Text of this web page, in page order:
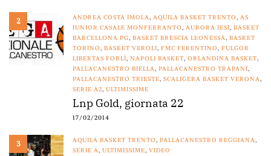
2 ANDREA COSTA IMOLA AQUILA BASKET TRENTO
AS
JUNIOR CASALE MONFERRANTO
AURORA JESI BASKET
BARCELLONA PG BASKET BRESCIA LEONESSA
BASKET
TORINO
BASKET VEROLI FMC FERENTINO
FULGOR
LIBERTAS FORLÌ NAPOLI BASKET ORLANDINA BASKET
PALLACANESTRO BIELLA
PALLACANESTRO TRAPANI
PALLACANESTRO TRIESTE SCALIGERA BASKET VERONA
SERIE A2 ULTIMISSIME
Lnp Gold, giornata 22
17/02/2014
3 AQUILA BASKET TRENTO PALLACANESTRO REGGIANA
SERIE A
ULTIMISSIME VIDEO